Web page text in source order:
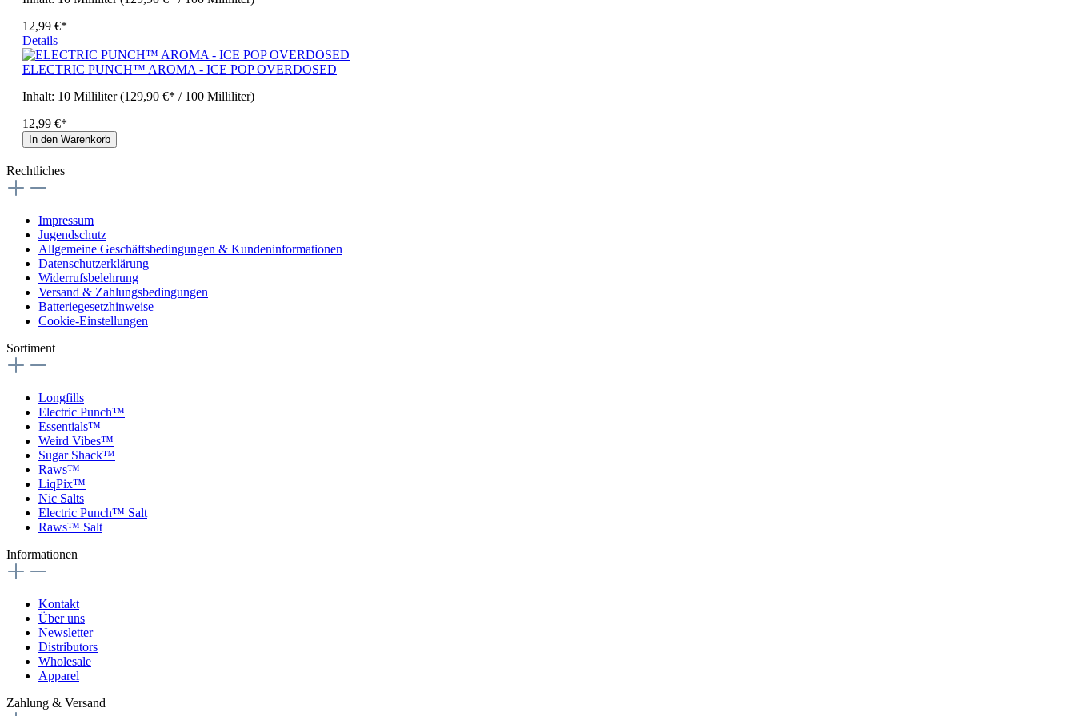
12,99 €*
Details
ELECTRIC PUNCH™ AROMA - ICE POP OVERDOSED
Inhalt: 10 Milliliter(129,90 €* / 100 Milliliter)
12,99 €*
In den Warenkorb
Rechtliches
Impressum
Jugendschutz
Allgemeine Geschäftsbedingungen & Kundeninformationen
Datenschutzerklärung
Widerrufsbelehrung
Versand & Zahlungsbedingungen
Batteriegesetzhinweise
Cookie-Einstellungen
Sortiment
Longfills
Electric Punch™
Essentials™
Weird Vibes™
Sugar Shack™
Raws™
LiqPix™
Nic Salts
Electric Punch™ Salt
Raws™ Salt
Informationen
Kontakt
Über uns
Newsletter
Distributors
Wholesale
Apparel
Zahlung & Versand